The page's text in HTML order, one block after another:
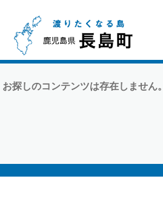
お探しのコンテンツは存在しません。